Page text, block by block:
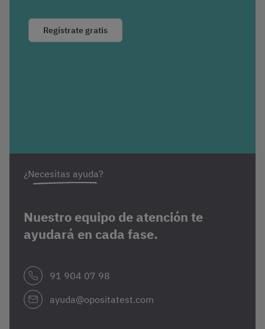
Regístrate gratis
¿Necesitas ayuda?
Nuestro equipo de atención te
ayudará en cada fase.
91 904 07 98
ayuda@opositatest.com